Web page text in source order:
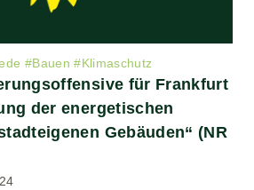
#Bauen #Klimaschutz
für Frankfurt
der energetischen
Gebäuden“ (NR